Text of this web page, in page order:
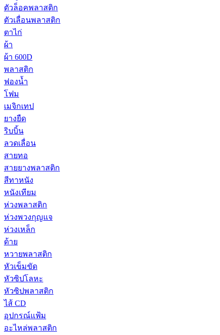
ตัวล็อคพลาสติก
ตัวเลื่อนพลาสติก
ตาไก่
ผ้า
ผ้า 600D
พลาสติก
ฟองน้ำ
โฟม
เมจิกเทป
ยางยืด
ริบบิ้น
ลวดเลื่อน
สายทอ
สายยางพลาสติก
สีทาหนัง
หนังเทียม
ห่วงพลาสติก
ห่วงพวงกุญแจ
ห่วงเหล็ก
ด้าย
หวายพลาสติก
หัวเข็มขัด
หัวซิปโลหะ
หัวซิปพลาสติก
ไส้ CD
อุปกรณ์แฟ้ม
อะไหล่พลาสติก